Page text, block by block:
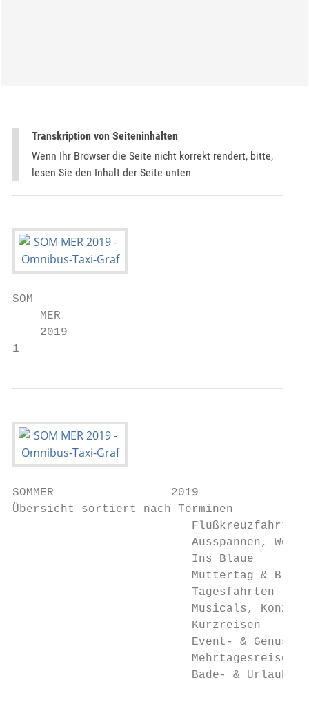
Transkription von Seiteninhalten
Wenn Ihr Browser die Seite nicht korrekt rendert, bitte,
lesen Sie den Inhalt der Seite unten
SOM
    MER
    2019
1
SOMMER                 2019
Übersicht sortiert nach Terminen
                          Flußkreuzfahrt 			                             ab Seite 8
Ausspannen, Wellness, Wandern
                          Ins Blaue		            		                      ab Seite 19
Muttertag & Brunch 			                         ab
Tagesfahrten
Musicals, Konzerte, Shows
                          Kurzreisen		           		                      ab Seite 52
Event- & Genussreisen		                        ab
                          Mehrtagesreisen		                              ab Seite 68
Bade- & Urlaubsreisen		                        ab